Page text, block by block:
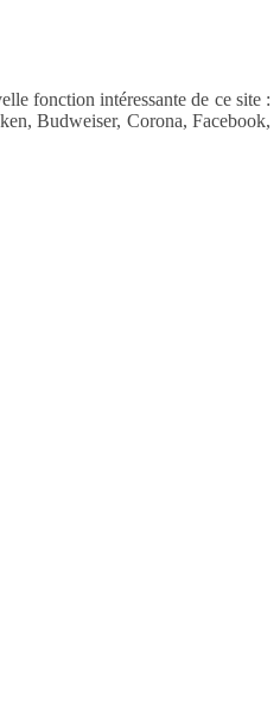
fonction intéressante de ce site :
Budweiser, Corona, Facebook,